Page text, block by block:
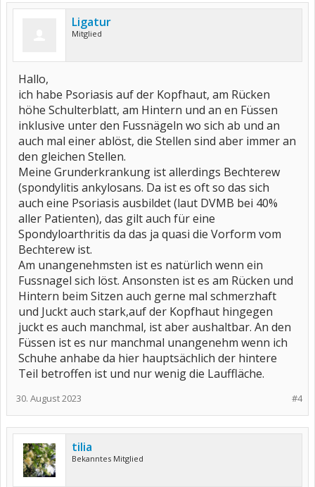
Ligatur
Mitglied
Hallo,
ich habe Psoriasis auf der Kopfhaut, am Rücken
höhe Schulterblatt, am Hintern und an en Füssen
inklusive unter den Fussnägeln wo sich ab und an
auch mal einer ablöst, die Stellen sind aber immer an
den gleichen Stellen.
Meine Grunderkrankung ist allerdings Bechterew
(spondylitis ankylosans. Da ist es oft so das sich
auch eine Psoriasis ausbildet (laut DVMB bei 40%
aller Patienten), das gilt auch für eine
Spondyloarthritis da das ja quasi die Vorform vom
Bechterew ist.
Am unangenehmsten ist es natürlich wenn ein
Fussnagel sich löst. Ansonsten ist es am Rücken und
Hintern beim Sitzen auch gerne mal schmerzhaft
und Juckt auch stark,auf der Kopfhaut hingegen
juckt es auch manchmal, ist aber aushaltbar. An den
Füssen ist es nur manchmal unangenehm wenn ich
Schuhe anhabe da hier hauptsächlich der hintere
Teil betroffen ist und nur wenig die Lauffläche.
#4
30. August 2023
tilia
Bekanntes Mitglied